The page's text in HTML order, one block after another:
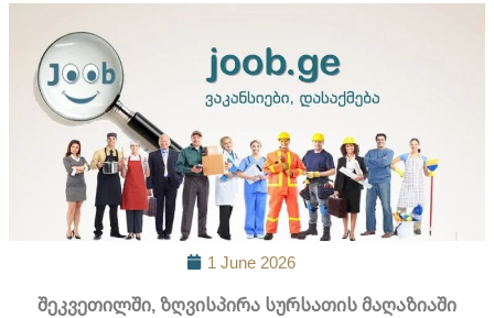
1 June 2026
შეკვეთილში, ზღვისპირა სურსათის მაღაზიაში